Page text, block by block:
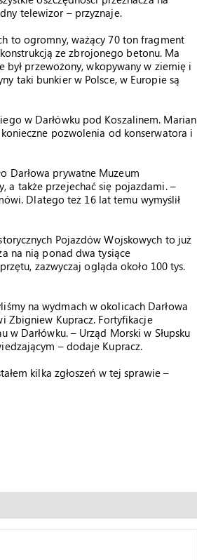
telewizor – przyznaje.
to ogromny, ważący 70 ton fragment
ze zbrojonego betonu. Ma
przewożony, wkopywany w ziemię i
taki bunkier w Polsce, w Europie są
w Darłówku pod Koszalinem. Marian
pozwolenia od konserwatora i
Darłowa prywatne Muzeum
a także przejechać się pojazdami. –
Dlatego też 16 lat temu wymyślił
Pojazdów Wojskowych to już
na nią ponad dwa tysiące
zazwyczaj ogląda około 100 tys.
na wydmach w okolicach Darłowa
Zbigniew Kupracz. Fortyfikacje
Darłówku. – Urząd Morski w Słupsku
– dodaje Kupracz.
kilka zgłoszeń w tej sprawie –